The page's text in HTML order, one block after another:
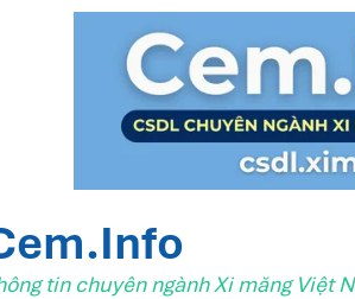
tin chuyên ngành Xi măng Việt